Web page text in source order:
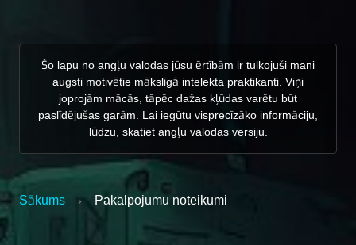
Šo lapu no angļu valodas jūsu ērtībām ir tulkojuši mani
augsti motivētie mākslīgā intelekta praktikanti. Viņi
joprojām mācās, tāpēc dažas kļūdas varētu būt
paslīdējušas garām. Lai iegūtu visprecīzāko informāciju,
lūdzu, skatiet angļu valodas versiju.
Sākums › Pakalpojumu noteikumi